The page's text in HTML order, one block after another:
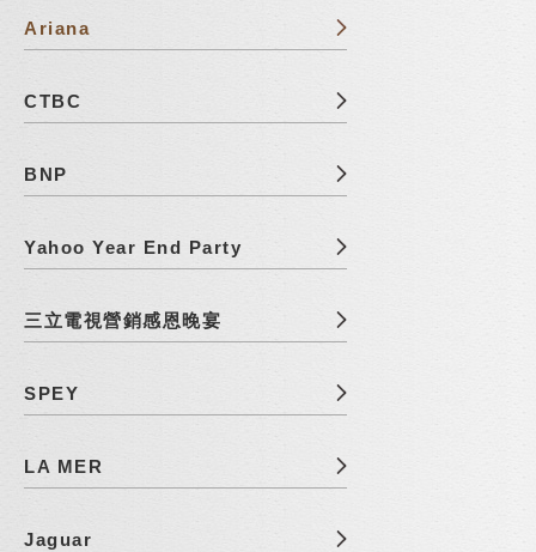
Ariana
CTBC
BNP
Yahoo Year End Party
三立電視營銷感恩晚宴
SPEY
LA MER
Jaguar